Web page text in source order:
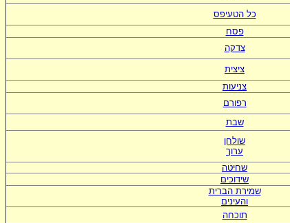
כל הטעיפס
פסח
צדקה
ציצית
צניעות
רפורם
שבת
שולחן
ערוך
שחיטה
שידוכים
שמירת הברית
והעינים
תוכחה